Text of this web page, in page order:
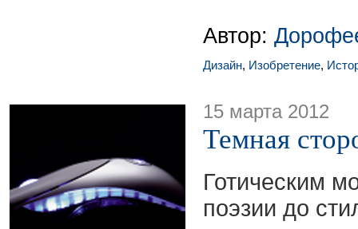
Автор:
Дизайн, Изобретение,
15 марта 2012
Темная
Готическим
поэзии до